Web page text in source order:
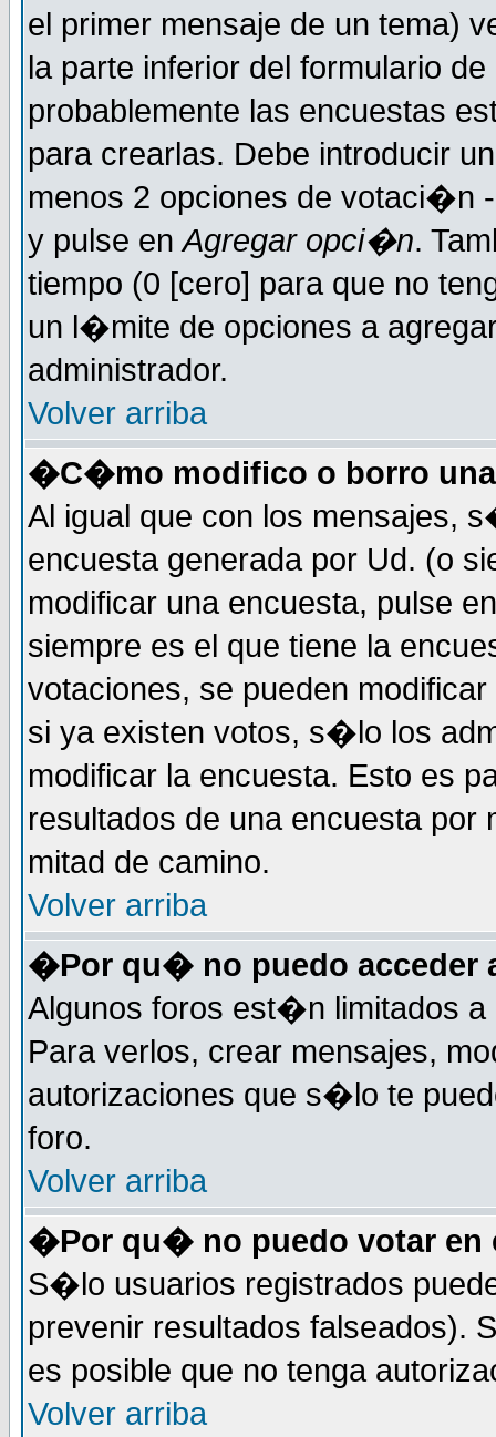
el primer mensaje de un
la parte inferior del formulario
probablemente las encuestas
para crearlas. Debe introducir
menos 2 opciones de votaci�n
y pulse enAgregar opci�n.
tiempo (0 [cero] para que no
un l�mite de opciones a
administrador.
Volver arriba
�C�mo modifico o borro
Al igual que con los mensajes,
encuesta generada por Ud. (o
modificar una encuesta, pulse
siempre es el que tiene la
votaciones, se pueden
si ya existen votos, s�lo los
modificar la encuesta. Esto es
resultados de una encuesta
mitad de camino.
Volver arriba
�Por qu� no puedo acceder
Algunos foros est�n limitados
Para verlos, crear mensajes,
autorizaciones que s�lo te
foro.
Volver arriba
�Por qu� no puedo votar en
S�lo usuarios registrados
prevenir resultados falseados).
es posible que no tenga
Volver arriba